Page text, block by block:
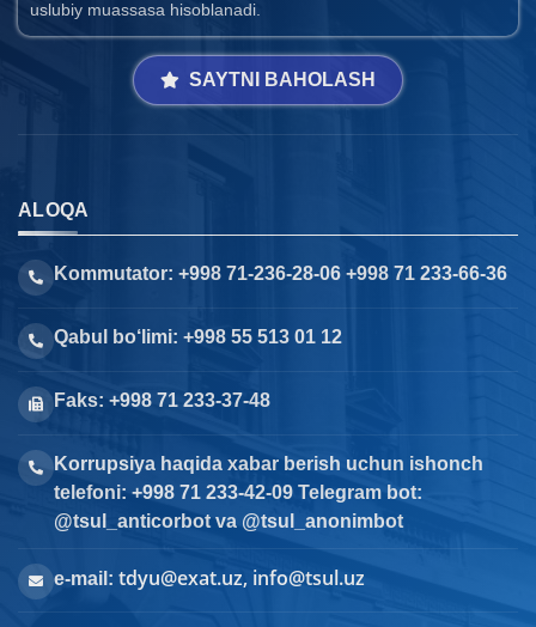
uslubiy muassasa hisoblanadi.
SAYTNI BAHOLASH
ALOQA
Kommutator: +998 71-236-28-06 +998 71 233-66-36
Qabul bo‘limi: +998 55 513 01 12
Faks: +998 71 233-37-48
Korrupsiya haqida xabar berish uchun ishonch
telefoni: +998 71 233-42-09 Telegram bot:
@tsul_anticorbot va @tsul_anonimbot
e-mail: tdyu@exat.uz, info@tsul.uz